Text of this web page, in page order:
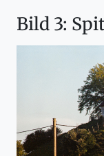
Bild 3: